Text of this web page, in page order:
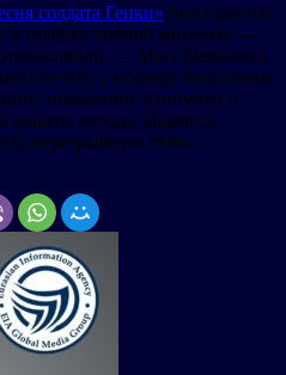
солдата Генки» была для нас
а глубоко личной миссией, —
— Мы стремились
к песне, а мощное визуальное
поколения, напомнит о
нашего народа. Надеюсь,
неразрывную связь с